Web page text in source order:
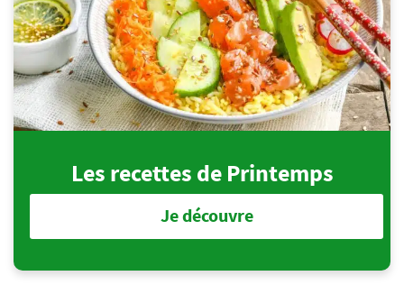
Les recettes de Printemps
Je découvre